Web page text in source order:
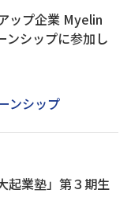
ップ企業 Myelin
ンシップに参加し
ンシップ
起業塾」第３期生